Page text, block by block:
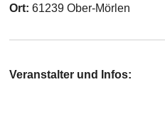
Ort:61239 Ober-Mörlen
Veranstalter und Infos: